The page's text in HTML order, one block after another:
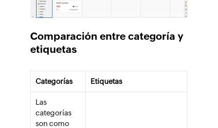
Comparación entre categoría y
etiquetas
Categorías Etiquetas
Las
categorías
son como